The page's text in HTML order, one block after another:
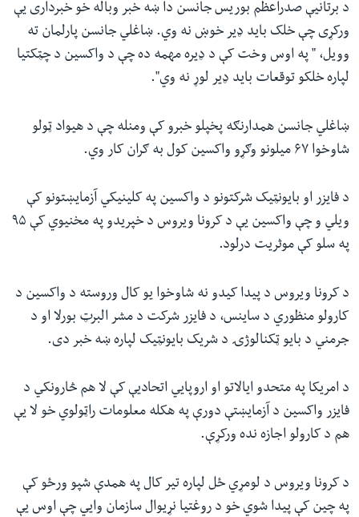
د برتانیې صدراعظم بوریس جانسن دا ښه خبر وباله خو خبرداری یې
ورکړی چې خلک باید ډیر خوښ نه وي. ښاغلي جانسن پارلمان ته
وویل، " په اوس وخت کې د ډیره مهمه ده چې د واکسین د چټکتیا
لپاره خلکو توقعات باید ډیر لوړ نه وي".
ښاغلي جانسن همدارنګه پخپلو خبرو کې ومنله چې د هیواد ټولو
شاوخوا ۶۷ میلونو وګړو واکسین کول به ګران کار وي.
د فایزر او بایونټیک شرکتونو د واکسین په کلینیکي آزمایښتونو کې
ویلي و چې واکسین یې د کرونا ویروس د خپریدو په مخنیوي کې ۹۵
په سلو کې موثریت درلود.
د کرونا ویروس د پیدا کیدو نه شاوخوا یو کال وروسته د واکسین د
کارولو منظوري د ساینس، د فایزر شرکت د مشر البرټ بورلا او د
جرمني د بایو ټکنالوژۍ د شریک بایونټیک لپاره ښه خبر دی.
د امریکا په متحدو ایالاتو او اروپایي اتحادیې کې لا هم څارونکي د
فایزر واکسین د آزمایښتې دورې په هکله معلومات راټولوي خو لا یې
هم د کارولو اجازه نده ورکړې.
د کرونا ویروس د لومړي ځل لپاره تیر کال په همدې شپو ورځو کې
په چین کې پیدا شوي خو د روغتیا نړیوال سازمان وایي چې اوس یې